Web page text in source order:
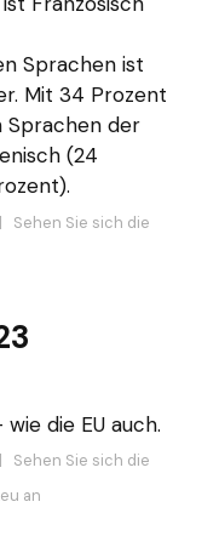
Sprachen ist
Mit 34 Prozent
Sprachen der
(24
Sehen Sie sich die
die EU auch.
Sehen Sie sich die
an